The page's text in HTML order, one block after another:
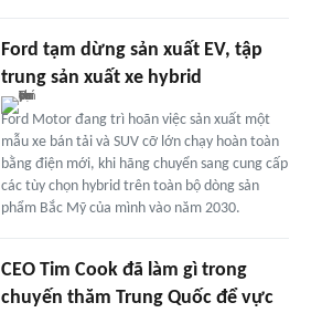
Ford tạm dừng sản xuất EV, tập
trung sản xuất xe hybrid
Ford Motor đang trì hoãn việc sản xuất một
mẫu xe bán tải và SUV cỡ lớn chạy hoàn toàn
bằng điện mới, khi hãng chuyển sang cung cấp
các tùy chọn hybrid trên toàn bộ dòng sản
phẩm Bắc Mỹ của mình vào năm 2030.
CEO Tim Cook đã làm gì trong
chuyến thăm Trung Quốc để vực